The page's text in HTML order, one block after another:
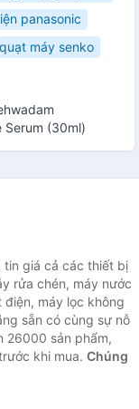
panasonic
quạt máy senko
Serum (30ml)
tin giá cả các thiết bị
rửa chén, máy nước
điện, máy lọc không
sẵn có cùng sự nỗ
26000 sản phẩm,
khi mua. Chúng